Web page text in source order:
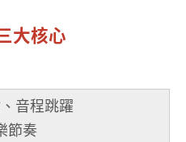
大核心
音程跳躍
節奏